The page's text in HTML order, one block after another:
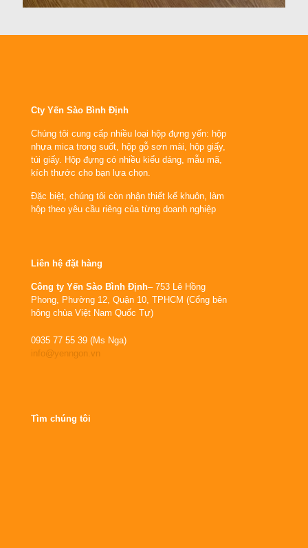
Cty Yến Sào Bình Định
Chúng tôi cung cấp nhiều loại hộp đựng yến: hộp
nhựa mica trong suốt, hộp gỗ sơn mài, hộp giấy,
túi giấy. Hộp đựng có nhiều kiểu dáng, mẫu mã,
kích thước cho bạn lựa chọn.
Đặc biệt, chúng tôi còn nhận thiết kế khuôn, làm
hộp theo yêu cầu riêng của từng doanh nghiệp
Liên hệ đặt hàng
Công ty Yến Sào Bình Định– 753 Lê Hồng
Phong, Phường 12, Quận 10, TPHCM (Cổng bên
hông chùa Việt Nam Quốc Tự)
0935 77 55 39 (Ms Nga)
info@yenngon.vn
Tìm chúng tôi